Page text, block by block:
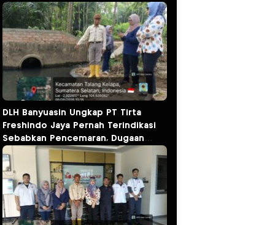
Seruyan Tahun 2026.
DLH Banyuasin Ungkap PT Tirta
Freshindo Jaya Pernah Terindikasi
Sebabkan Pencemaran, Dugaan
Limbah Kembali Diselidiki